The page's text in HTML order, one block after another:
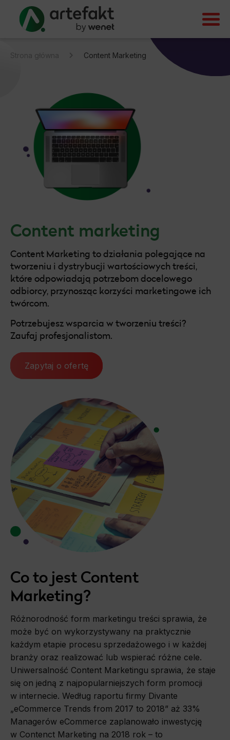
Strona główna Content Marketing
Content marketing
Content Marketing to działania polegające na
tworzeniu i dystrybucji wartościowych treści,
które odpowiadają potrzebom docelowego
odbiorcy, przynosząc korzyści marketingowe ich
twórcom.
Potrzebujesz wsparcia w tworzeniu treści?
Zaufaj profesjonalistom.
Zapytaj o ofertę
Co to jest Content
Marketing?
Różnorodność form marketingu treści sprawia, że
może być on wykorzystywany na praktycznie
każdym etapie procesu sprzedażowego i w każdej
branży oraz realizować lub wspierać różne cele.
Uniwersalność Content Marketingu sprawia, że staje
się on jedną z najpopularniejszych form promocji
w internecie. Według raportu firmy Divante
„eCommerce Trends from 2017 to 2018” aż 33%
Managerów eCommerce zaplanowało inwestycję
w Contenct Marketing na 2018 rok – to